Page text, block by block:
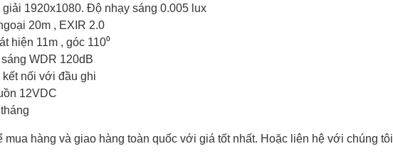
1920x1080. Độ nhạy sáng 0.005 lux
20m , EXIR 2.0
hiện 11m , góc 110⁰
WDR 120dB
nối với đầu ghi
12VDC
hàng và giao hàng toàn quốc với giá tốt nhất. Hoặc liên hệ với chúng tôi